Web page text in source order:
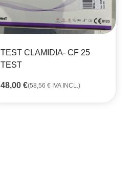
TEST CLAMIDIA- CF 25
TEST
48,00 €(58,56 € IVA INCL.)